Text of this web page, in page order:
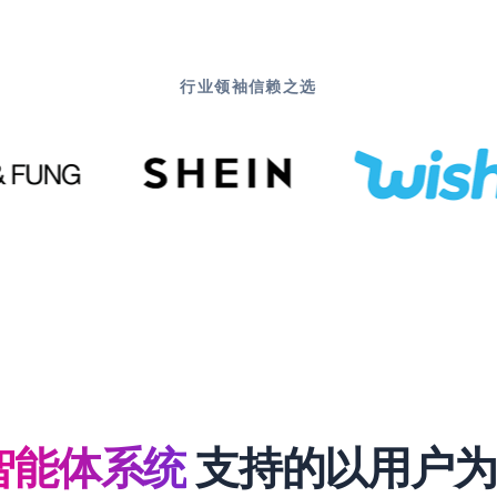
行业领袖信赖之选
能体系统支持的以用户